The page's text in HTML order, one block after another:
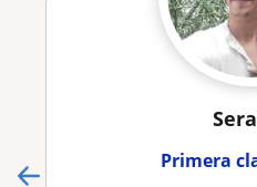
Primera